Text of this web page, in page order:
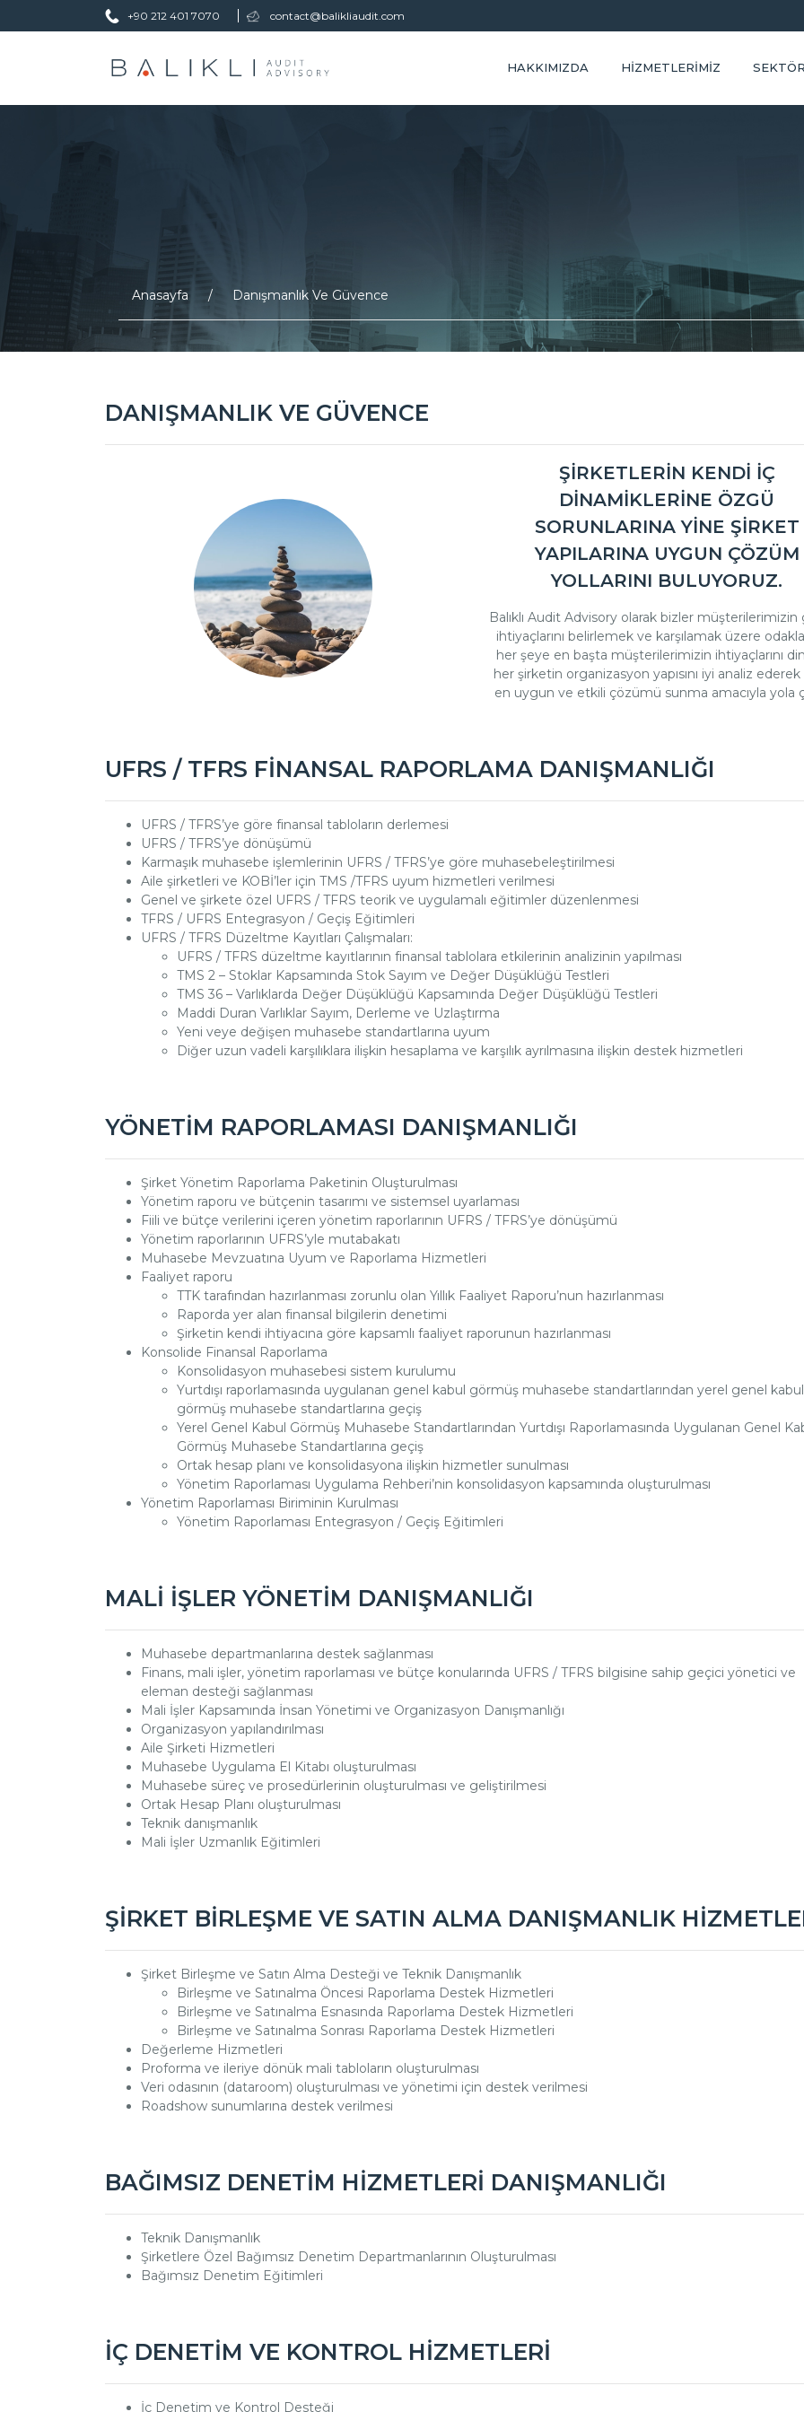
+90 212 401 7070 contact@balikliaudit.com
HAKKIMIZDA HIZMETLERIMIZ
Anasayfa Danışmanlık Ve Güvence
DANIŞMANLIK VE GÜVENCE
ŞİRKETLERİN KENDİ İÇ
DİNAMİKLERİNE ÖZGÜ
SORUNLARINA YİNE ŞİRKET
YAPILARINA UYGUN ÇÖZÜM
YOLLARINI BULUYORUZ.
Balıklı Audit Advisory olarak bizler
ihtiyaçlarını belirlemek ve karşılamak üzere
her şeye en başta müşterilerimizin ihtiyaçlarını
her şirketin organizasyon yapısını iyi analiz ederek
en uygun ve etkili çözümü sunma amacıyla yola
UFRS / TFRS FİNANSAL RAPORLAMA DANIŞMANLIĞI
UFRS / TFRS’ye göre finansal tabloların derlemesi
UFRS / TFRS’ye dönüşümü
Karmaşık muhasebe işlemlerinin UFRS / TFRS’ye göre muhasebeleştirilmesi
Aile şirketleri ve KOBİ’ler için TMS /TFRS uyum hizmetleri verilmesi
Genel ve şirkete özel UFRS / TFRS teorik ve uygulamalı eğitimler düzenlenmesi
TFRS / UFRS Entegrasyon / Geçiş Eğitimleri
UFRS / TFRS Düzeltme Kayıtları Çalışmaları:
UFRS / TFRS düzeltme kayıtlarının finansal tablolara etkilerinin analizinin yapılması
TMS 2 – Stoklar Kapsamında Stok Sayım ve Değer Düşüklüğü Testleri
TMS 36 – Varlıklarda Değer Düşüklüğü Kapsamında Değer Düşüklüğü Testleri
Maddi Duran Varlıklar Sayım, Derleme ve Uzlaştırma
Yeni veye değişen muhasebe standartlarına uyum
Diğer uzun vadeli karşılıklara ilişkin hesaplama ve karşılık ayrılmasına ilişkin destek hizmetleri
YÖNETİM RAPORLAMASI DANIŞMANLIĞI
Şirket Yönetim Raporlama Paketinin Oluşturulması
Yönetim raporu ve bütçenin tasarımı ve sistemsel uyarlaması
Fiili ve bütçe verilerini içeren yönetim raporlarının UFRS / TFRS’ye dönüşümü
Yönetim raporlarının UFRS’yle mutabakatı
Muhasebe Mevzuatına Uyum ve Raporlama Hizmetleri
Faaliyet raporu
TTK tarafından hazırlanması zorunlu olan Yıllık Faaliyet Raporu’nun hazırlanması
Raporda yer alan finansal bilgilerin denetimi
Şirketin kendi ihtiyacına göre kapsamlı faaliyet raporunun hazırlanması
Konsolide Finansal Raporlama
Konsolidasyon muhasebesi sistem kurulumu
Yurtdışı raporlamasında uygulanan genel kabul görmüş muhasebe standartlarından yerel genel kabul
görmüş muhasebe standartlarına geçiş
Yerel Genel Kabul Görmüş Muhasebe Standartlarından Yurtdışı Raporlamasında Uygulanan Genel
Görmüş Muhasebe Standartlarına geçiş
Ortak hesap planı ve konsolidasyona ilişkin hizmetler sunulması
Yönetim Raporlaması Uygulama Rehberi’nin konsolidasyon kapsamında oluşturulması
Yönetim Raporlaması Biriminin Kurulması
Yönetim Raporlaması Entegrasyon / Geçiş Eğitimleri
MALİ İŞLER YÖNETİM DANIŞMANLIĞI
Muhasebe departmanlarına destek sağlanması
Finans, mali işler, yönetim raporlaması ve bütçe konularında UFRS / TFRS bilgisine sahip geçici yönetici ve
eleman desteği sağlanması
Mali İşler Kapsamında İnsan Yönetimi ve Organizasyon Danışmanlığı
Organizasyon yapılandırılması
Aile Şirketi Hizmetleri
Muhasebe Uygulama El Kitabı oluşturulması
Muhasebe süreç ve prosedürlerinin oluşturulması ve geliştirilmesi
Ortak Hesap Planı oluşturulması
Teknik danışmanlık
Mali İşler Uzmanlık Eğitimleri
ŞİRKET BİRLEŞME VE SATIN ALMA DANIŞMANLIK
Şirket Birleşme ve Satın Alma Desteği ve Teknik Danışmanlık
Birleşme ve Satınalma Öncesi Raporlama Destek Hizmetleri
Birleşme ve Satınalma Esnasında Raporlama Destek Hizmetleri
Birleşme ve Satınalma Sonrası Raporlama Destek Hizmetleri
Değerleme Hizmetleri
Proforma ve ileriye dönük mali tabloların oluşturulması
Veri odasının (dataroom) oluşturulması ve yönetimi için destek verilmesi
Roadshow sunumlarına destek verilmesi
BAĞIMSIZ DENETİM HİZMETLERİ DANIŞMANLIĞI
Teknik Danışmanlık
Şirketlere Özel Bağımsız Denetim Departmanlarının Oluşturulması
Bağımsız Denetim Eğitimleri
İÇ DENETİM VE KONTROL HİZMETLERİ
İç Denetim ve Kontrol Desteği